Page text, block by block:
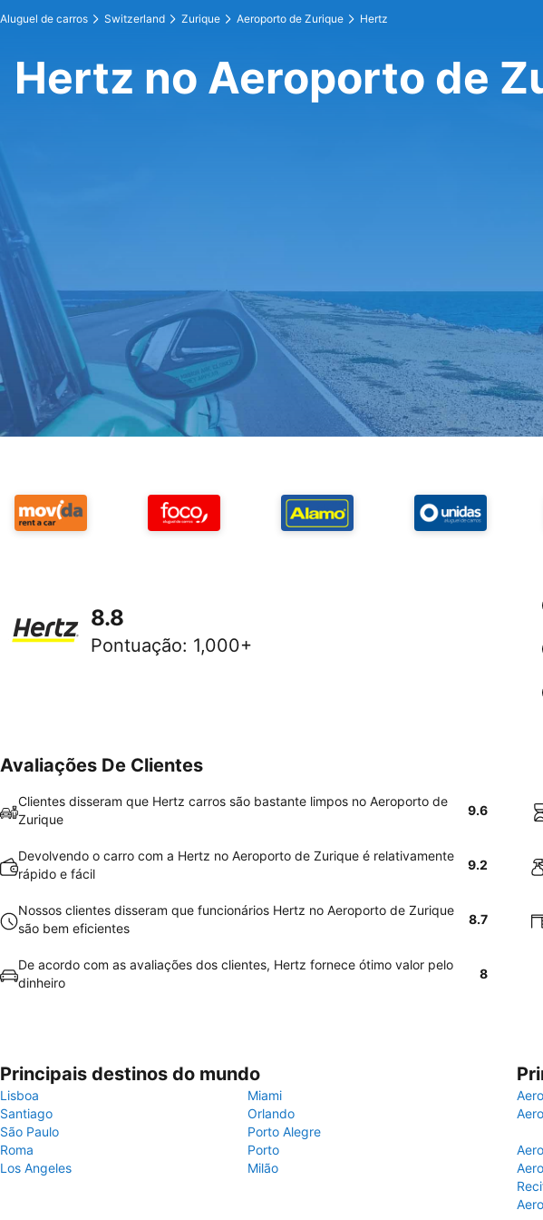
Aluguel de carros Switzerland Zurique Aeroporto de Zurique Hertz
Hertz no Aeroporto de
8.8
Pontuação: 1,000+
Avaliações De Clientes
Clientes disseram que Hertz carros são bastante limpos no Aeroporto de
Zurique
9.6
Devolvendo o carro com a Hertz no Aeroporto de Zurique é relativamente
rápido e fácil
9.2
Nossos clientes disseram que funcionários Hertz no Aeroporto de Zurique
são bem eficientes
8.7
De acordo com as avaliações dos clientes, Hertz fornece ótimo valor pelo
dinheiro
8
Principais destinos do mundo
Lisboa
Miami
Santiago
Orlando
São Paulo
Porto Alegre
Roma
Porto
Los Angeles
Milão